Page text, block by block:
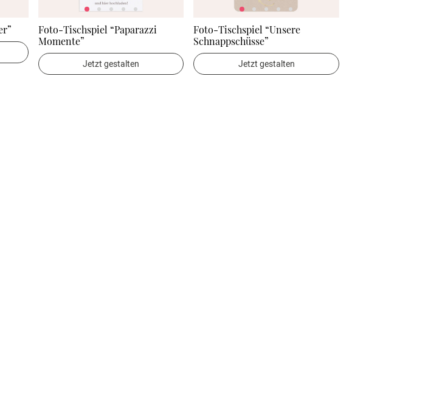
Foto-Tischspiel “Paparazzi
Momente”
Jetzt gestalten
Foto-Tischspiel “Unsere
Schnappschüsse”
Jetzt gestalten